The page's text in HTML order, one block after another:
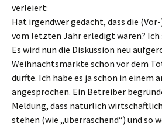
verleiert:
Hat irgendwer gedacht, dass die
vom letzten Jahr erledigt wären? Ich
Es wird nun die Diskussion neu
Weihnachtsmärkte schon vor dem
dürfte. Ich habe es ja schon in einem
angesprochen. Ein Betreiber
Meldung, dass natürlich
stehen (wie „überraschend“) und so